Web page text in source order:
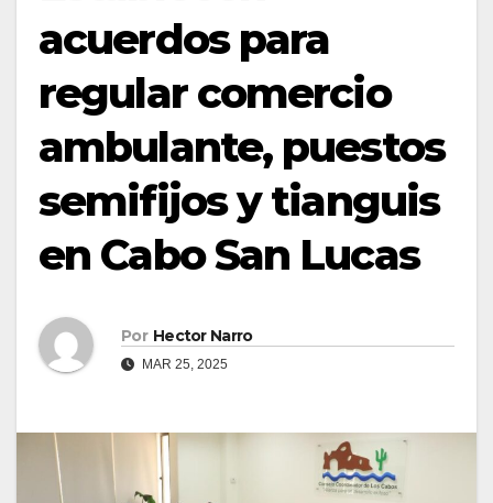
acuerdos para
regular comercio
ambulante, puestos
semifijos y tianguis
en Cabo San Lucas
Por Hector Narro
MAR 25, 2025